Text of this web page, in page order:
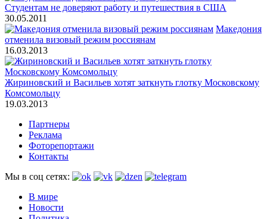
Студентам не доверяют работу и путешествия в США
30.05.2011
Македония
отменила визовый режим россиянам
16.03.2013
Жириновский и Васильев хотят заткнуть глотку Московскому
Комсомольцу
19.03.2013
Партнеры
Реклама
Фоторепортажи
Контакты
Мы в соц сетях:
В мире
Новости